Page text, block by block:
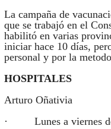
La campaña de
que se trabajó en el
habilitó en varias
iniciar hace 10 días,
personal y por la
HOSPITALES
Arturo Oñativia
· Lunes a viernes